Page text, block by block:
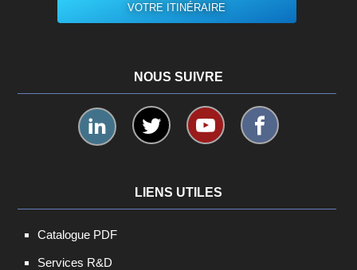
VOTRE ITINÉRAIRE
NOUS SUIVRE
LIENS UTILES
Catalogue PDF
Services R&D